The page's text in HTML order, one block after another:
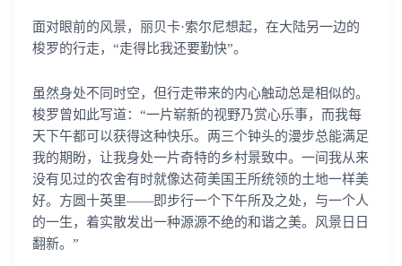
面对眼前的风景，丽贝卡·索尔尼想起，在大陆另一边的
梭罗的行走，“走得比我还要勤快”。
虽然身处不同时空，但行走带来的内心触动总是相似的。
梭罗曾如此写道：“一片崭新的视野乃赏心乐事，而我每
天下午都可以获得这种快乐。两三个钟头的漫步总能满足
我的期盼，让我身处一片奇特的乡村景致中。一间我从来
没有见过的农舍有时就像达荷美国王所统领的土地一样美
好。方圆十英里——即步行一个下午所及之处，与一个人
的一生，着实散发出一种源源不绝的和谐之美。风景日日
翻新。”